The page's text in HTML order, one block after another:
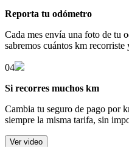
Reporta tu odómetro
Cada mes envía una foto de tu
sabremos cuántos km
04
Si recorres muchos km
Cambia tu seguro de pago por
siempre la misma tarifa, sin
Ver video